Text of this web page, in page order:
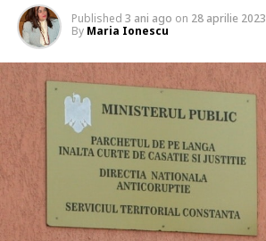
Published 3 ani ago on 28 aprilie 2023
By Maria Ionescu